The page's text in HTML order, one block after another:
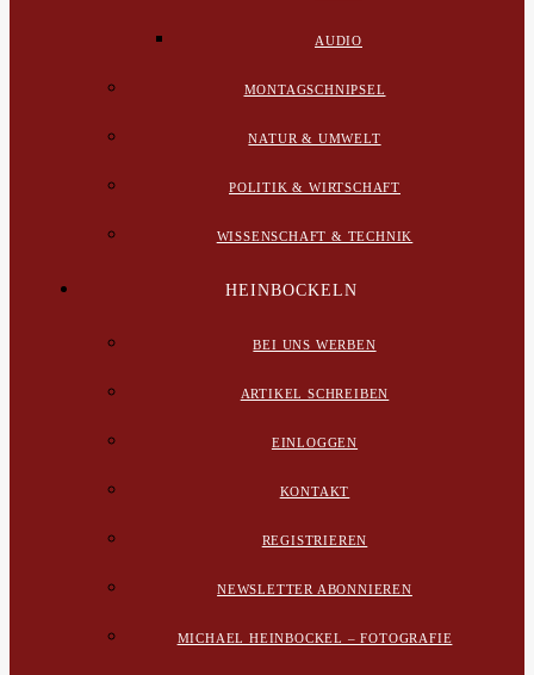
AUDIO
MONTAGSCHNIPSEL
NATUR & UMWELT
POLITIK & WIRTSCHAFT
WISSENSCHAFT & TECHNIK
HEINBOCKELN
BEI UNS WERBEN
ARTIKEL SCHREIBEN
EINLOGGEN
KONTAKT
REGISTRIEREN
NEWSLETTER ABONNIEREN
MICHAEL HEINBOCKEL – FOTOGRAFIE